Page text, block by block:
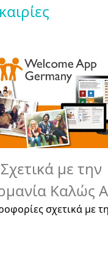
Σχετικά με την
Καλώς
σχετικά με